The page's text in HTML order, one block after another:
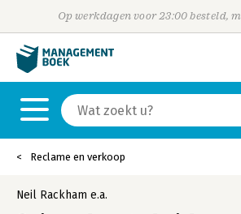
Op werkdagen voor 23:00 besteld,
Reclame en verkoop
Neil Rackham e.a.